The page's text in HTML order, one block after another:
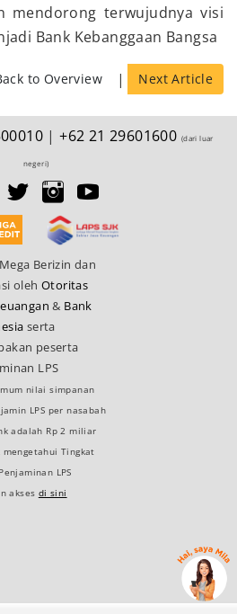
mendorong terwujudnya visi
Bank Kebanggaan Bangsa
to Overview | Next Article
|+62 21 29601600 (dari luar
negeri)
Berizin dan
oleh Otoritas
& Bank
serta
peserta
LPS
nilai simpanan
LPS per nasabah
adalah Rp 2 miliar
Tingkat
LPS
akses di sini